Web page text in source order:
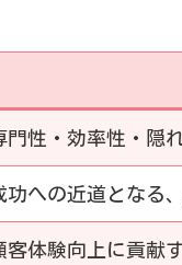
門性・効率性・隠
功への近道となる
客体験向上に貢献